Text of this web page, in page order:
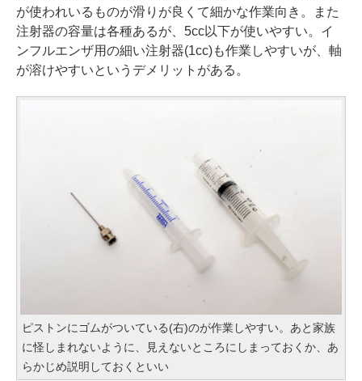
が使われいるものが滑りが良くて細かな作業向き。また
注射器の容量は各種あるが、5cc以下が使いやすい。イ
ンフルエンザ用の細い注射器(1cc)も作業しやすいが、軸
が溶けやすいというデメリットがある。
ピストンにゴムがついている(右)のが作業しやすい。あと家族
に怪しまれないように、見えないところにしまっておくか、あ
らかじめ説明しておくといい